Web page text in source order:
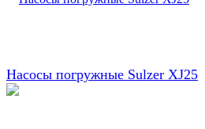
Насосы погружные Sulzer XJ25